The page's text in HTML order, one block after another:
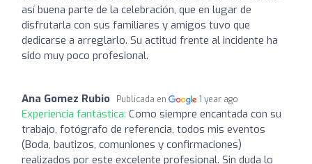
así buena parte de la celebración, que en lugar de
disfrutarla con sus familiares y amigos tuvo que
dedicarse a arreglarlo. Su actitud frente al incidente ha
sido muy poco profesional.
Ana Gomez Rubio Publicada en 1 year ago
Experiencia fantástica: Como siempre encantada con su
trabajo, fotógrafo de referencia, todos mis eventos
(Boda, bautizos, comuniones y confirmaciones)
realizados por este excelente profesional. Sin duda lo